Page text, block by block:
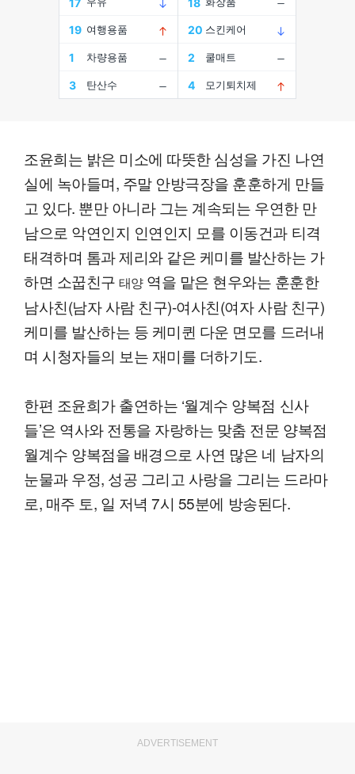
조윤희는 밝은 미소에 따뜻한 심성을 가진 나연
실에 녹아들며, 주말 안방극장을 훈훈하게 만들
고 있다. 뿐만 아니라 그는 계속되는 우연한 만
남으로 악연인지 인연인지 모를 이동건과 티격
태격하며 톰과 제리와 같은 케미를 발산하는 가
하면 소꿉친구태양역을 맡은 현우와는 훈훈한
남사친(남자 사람 친구)-여사친(여자 사람 친구)
케미를 발산하는 등 케미퀸 다운 면모를 드러내
며 시청자들의 보는 재미를 더하기도.
한편 조윤희가 출연하는 ‘월계수 양복점 신사
들’은 역사와 전통을 자랑하는 맞춤 전문 양복점
월계수 양복점을 배경으로 사연 많은 네 남자의
눈물과 우정, 성공 그리고 사랑을 그리는 드라마
로, 매주 토, 일 저녁 7시 55분에 방송된다.
ADVERTISEMENT